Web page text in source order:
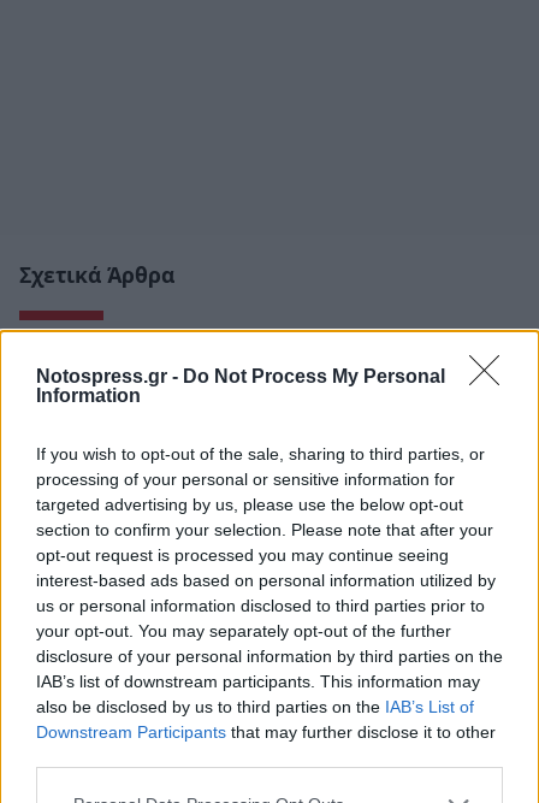
Notospress.gr - Do Not Process My Personal
Information
If you wish to opt-out of the sale, sharing to third parties, or
processing of your personal or sensitive information for
targeted advertising by us, please use the below opt-out
section to confirm your selection. Please note that after your
opt-out request is processed you may continue seeing
interest-based ads based on personal information utilized by
us or personal information disclosed to third parties prior to
your opt-out. You may separately opt-out of the further
disclosure of your personal information by third parties on the
IAB’s list of downstream participants. This information may
also be disclosed by us to third parties on the IAB’s List of
Downstream Participants that may further disclose it to other
Σχετικά Άρθρα
Τι προβάλλουν τα Cinema σε επτά πόλεις της
Πελοποννήσου